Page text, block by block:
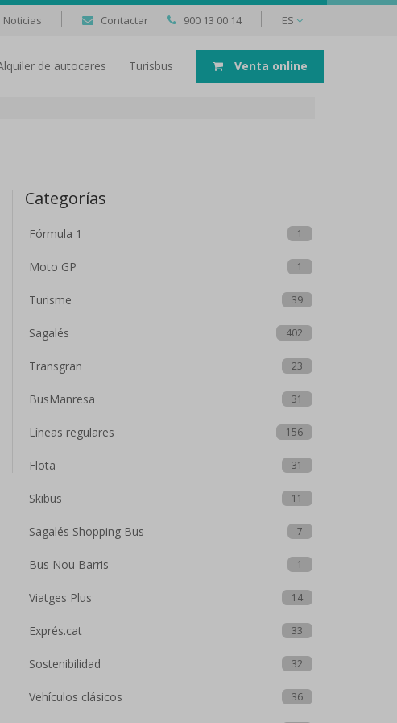
Noticias Contactar 900 13 00 14 ES
Alquiler de autocares Turisbus Venta online
Categorías
Fórmula 1 1
Moto GP 1
Turisme 39
Sagalés 402
Transgran 23
BusManresa 31
Líneas regulares 156
Flota 31
Skibus 11
Sagalés Shopping Bus 7
Bus Nou Barris 1
Viatges Plus 14
Exprés.cat 33
Sostenibilidad 32
Vehículos clásicos 36